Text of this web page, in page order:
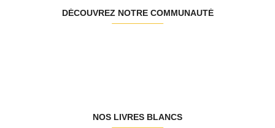
DÉCOUVREZ NOTRE COMMUNAUTÉ
NOS LIVRES BLANCS